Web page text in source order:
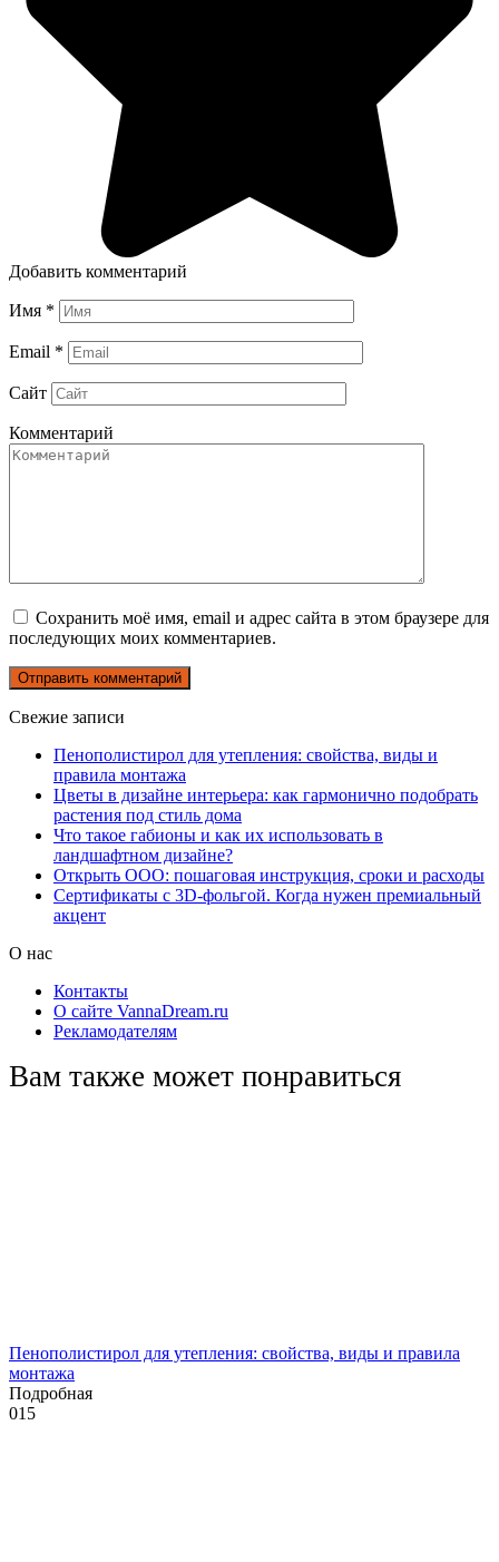
Добавить комментарий
Имя *
Email *
Сайт
Комментарий
Сохранить моё имя, email и адрес сайта в этом браузере для
последующих моих комментариев.
Свежие записи
Пенополистирол для утепления: свойства, виды и
правила монтажа
Цветы в дизайне интерьера: как гармонично подобрать
растения под стиль дома
Что такое габионы и как их использовать в
ландшафтном дизайне?
Открыть ООО: пошаговая инструкция, сроки и расходы
Сертификаты с 3D-фольгой. Когда нужен премиальный
акцент
О нас
Контакты
О сайте VannaDream.ru
Рекламодателям
Вам также может понравиться
Пенополистирол для утепления: свойства, виды и правила
монтажа
Подробная
015